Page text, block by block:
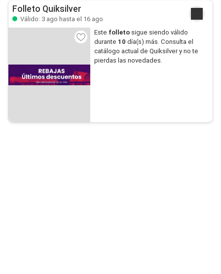
Folleto Quiksilver
Válido: 3 ago hasta el 16 ago
Este folletosigue siendo válido
durante 10 día(s) más. Consulta el
catálogo actual de Quiksilver y no te
pierdas las novedades.